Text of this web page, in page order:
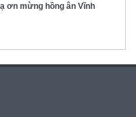
ơn mừng hồng ân Vĩnh